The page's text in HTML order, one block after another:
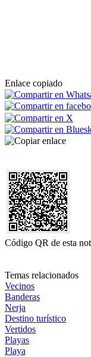
Enlace copiado
Código QR de esta
Temas relacionados
Vecinos
Banderas
Nerja
Destino turístico
Vertidos
Playas
Playa